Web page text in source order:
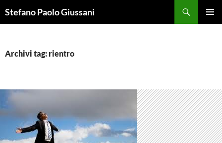
alStefano Paolo Giussani
Archivi tag: rientro